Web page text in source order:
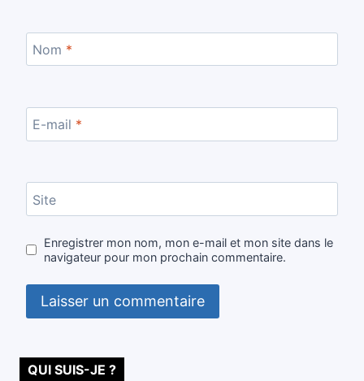
Nom *
E-mail *
Site
Enregistrer mon nom, mon e-mail et mon site dans le
navigateur pour mon prochain commentaire.
QUI SUIS-JE ?